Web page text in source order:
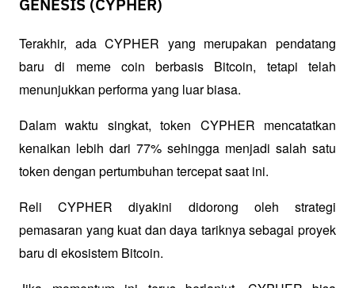
GENESIS (CYPHER)
Terakhir, ada CYPHER yang merupakan pendatang
baru di meme coin berbasis Bitcoin, tetapi telah
menunjukkan performa yang luar biasa.
Dalam waktu singkat, token CYPHER mencatatkan
kenaikan lebih dari 77% sehingga menjadi salah satu
token dengan pertumbuhan tercepat saat ini.
Reli CYPHER diyakini didorong oleh strategi
pemasaran yang kuat dan daya tariknya sebagai proyek
baru di ekosistem Bitcoin.